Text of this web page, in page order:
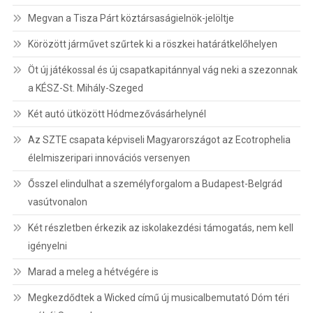
Megvan a Tisza Párt köztársaságielnök-jelöltje
Körözött járművet szűrtek ki a röszkei határátkelőhelyen
Öt új játékossal és új csapatkapitánnyal vág neki a szezonnak
a KÉSZ-St. Mihály-Szeged
Két autó ütközött Hódmezővásárhelynél
Az SZTE csapata képviseli Magyarországot az Ecotrophelia
élelmiszeripari innovációs versenyen
Ősszel elindulhat a személyforgalom a Budapest-Belgrád
vasútvonalon
Két részletben érkezik az iskolakezdési támogatás, nem kell
igényelni
Marad a meleg a hétvégére is
Megkezdődtek a Wicked című új musicalbemutató Dóm téri